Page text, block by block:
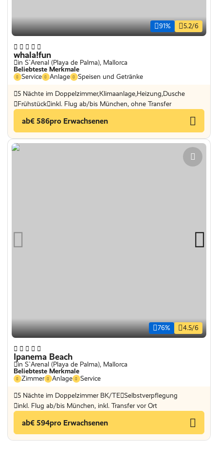
91% 5.2/6
whala!fun
in S`Arenal (Playa de Palma), Mallorca
Beliebteste Merkmale
Service
Anlage Speisen und Getränke
5 Nächte im Doppelzimmer,Klimaanlage,Heizung,Dusche
Frühstück inkl. Flug ab/bis München, ohne Transfer
ab€ 586pro Erwachsenen
76% 4.5/6
Ipanema Beach
in S`Arenal (Playa de Palma), Mallorca
Beliebteste Merkmale
Zimmer
Anlage Service
5 Nächte im Doppelzimmer BK/TE Selbstverpflegung
inkl. Flug ab/bis München, inkl. Transfer vor Ort
ab€ 594pro Erwachsenen